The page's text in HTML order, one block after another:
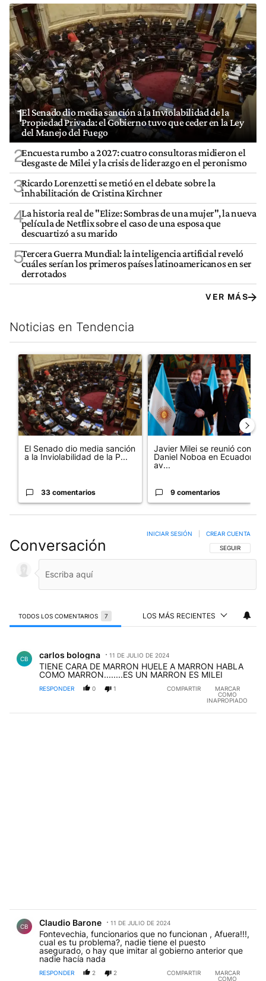
1El Senado dio media sanción a la Inviolabilidad de la
Propiedad Privada: el Gobierno tuvo que ceder en la Ley
del Manejo del Fuego
2Encuesta rumbo a 2027: cuatro consultoras midieron el
desgaste de Milei y la crisis de liderazgo en el peronismo
3Ricardo Lorenzetti se metió en el debate sobre la
inhabilitación de Cristina Kirchner
4La historia real de "Elize: Sombras de una mujer", la nueva
película de Netflix sobre el caso de una esposa que
descuartizó a su marido
5Tercera Guerra Mundial: la inteligencia artificial reveló
cuáles serían los primeros países latinoamericanos en ser
derrotados
VER MÁS
Noticias en Tendencia
Este listado muestra los artículos con más comentarios en los
Un artículo de tendencia con el título "El Senado dio media
El Senado dio media sanción
a la Inviolabilidad de la P...
33 comentarios
Un artículo de tendencia con
Javier Milei se reunió con
Daniel Noboa en Ecuador y
av...
9 comentarios
Conversación SIGA ESTA
SEGUIR
INICIAR SESIÓN CREAR CUENTA
TODOS LOS COMENTARIOS 7 LOS MÁS RECIENTES
CB carlos bologna 11 DE JULIO DE 2024
TIENE CARA DE MARRON HUELE A MARRON HABLA
COMO MARRON........ES UN MARRON ES MILEI
RESPONDER 0 1 COMPARTIR
MARCAR
COMO
INAPROPIADO
CB Claudio Barone 11 DE JULIO DE 2024
Fontevechia, funcionarios que no funcionan , Afuera!!!,
cual es tu problema?, nadie tiene el puesto
asegurado, o hay que imitar al gobierno anterior que
nadie hacía nada
RESPONDER 2 2 COMPARTIR
MARCAR
COMO